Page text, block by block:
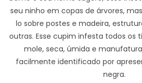
seu ninho em copas de árvores,
lo sobre postes e madeira,
outras. Esse cupim infesta todos os
mole, seca, úmida e
facilmente identificado por
negra.